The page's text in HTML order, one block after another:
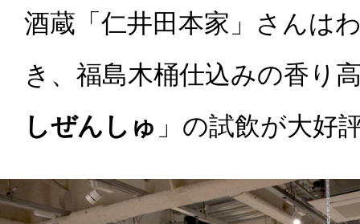
酒蔵「仁井田本家」 さんは
き、福島木桶仕込みの香り
しぜんしゅ」の試飲が大好